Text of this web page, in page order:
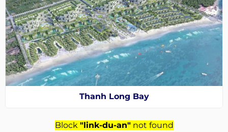
Thanh Long Bay
Block "link-du-an"not found